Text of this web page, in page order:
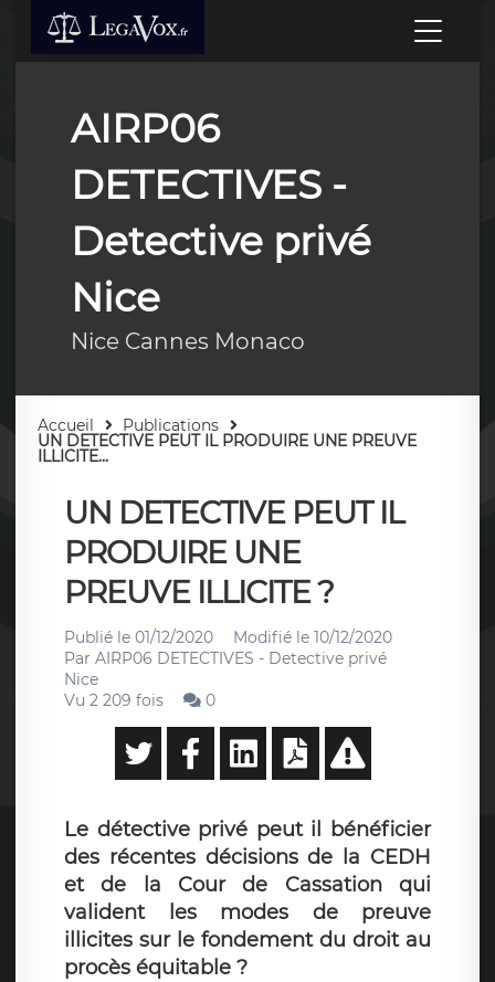
AIRP06
DETECTIVES -
Detective privé
Nice
Nice Cannes Monaco
Accueil Publications
UN DETECTIVE PEUT IL PRODUIRE UNE PREUVE
ILLICITE...
UN DETECTIVE PEUT IL
PRODUIRE UNE
PREUVE ILLICITE ?
Publié le 01/12/2020 Modifié le 10/12/2020
Par AIRP06 DETECTIVES - Detective privé
Nice
Vu 2 209 fois
0
Le détective privé peut il bénéficier
des récentes décisions de la CEDH
et de la Cour de Cassation qui
valident les modes de preuve
illicites sur le fondement du droit au
procès équitable ?